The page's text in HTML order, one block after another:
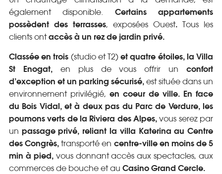
également disponible.
Certains appartements
possèdent des terrasses, exposées Ouest.Tous les
clients ontaccès à un rez de jardin privé.
Classée en trois (studio et T2)et quatre étoiles, la Villa
St Enogat, en plus de vous offrir un
confort
d’exception et un parking sécurisé,est située dans un
environnement privilégié, en coeur de ville. En face
du Bois Vidal, et à deux pas du Parc de Verdure, les
poumons verts de la Riviera des Alpes,vous serez par
un passage privé, reliant la villa Katerina au Centre
des Congrès,transporté en centre-ville en moins de 5
min à pied, vous donnant accès aux spectacles, aux
commerces de bouche et au Casino Grand Cercle.